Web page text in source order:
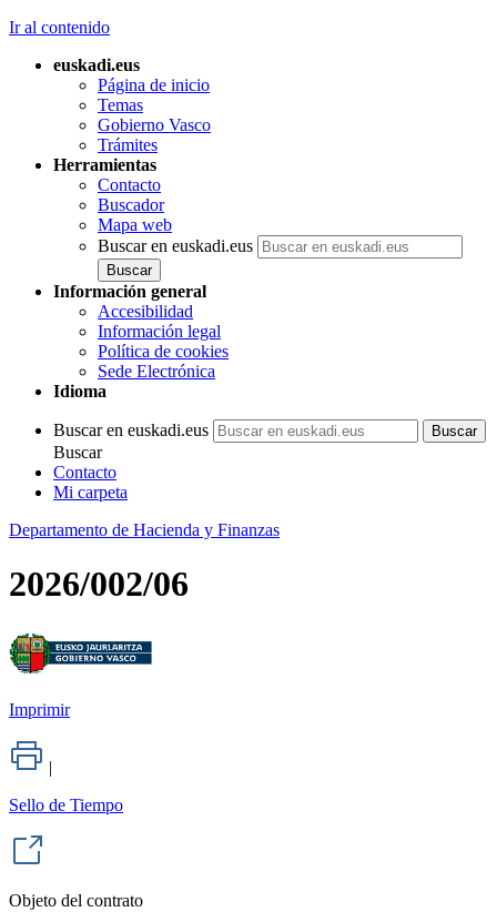
Ir al contenido
euskadi.eus
Página de inicio
Temas
Gobierno Vasco
Trámites
Herramientas
Contacto
Buscador
Mapa web
Buscar en euskadi.eus
Información general
Accesibilidad
Información legal
Política de cookies
Sede Electrónica
Idioma
Buscar en euskadi.eus
Buscar
Contacto
Mi carpeta
Departamento de Hacienda y Finanzas
2026/002/06
Imprimir
|
Sello de Tiempo
Objeto del contrato